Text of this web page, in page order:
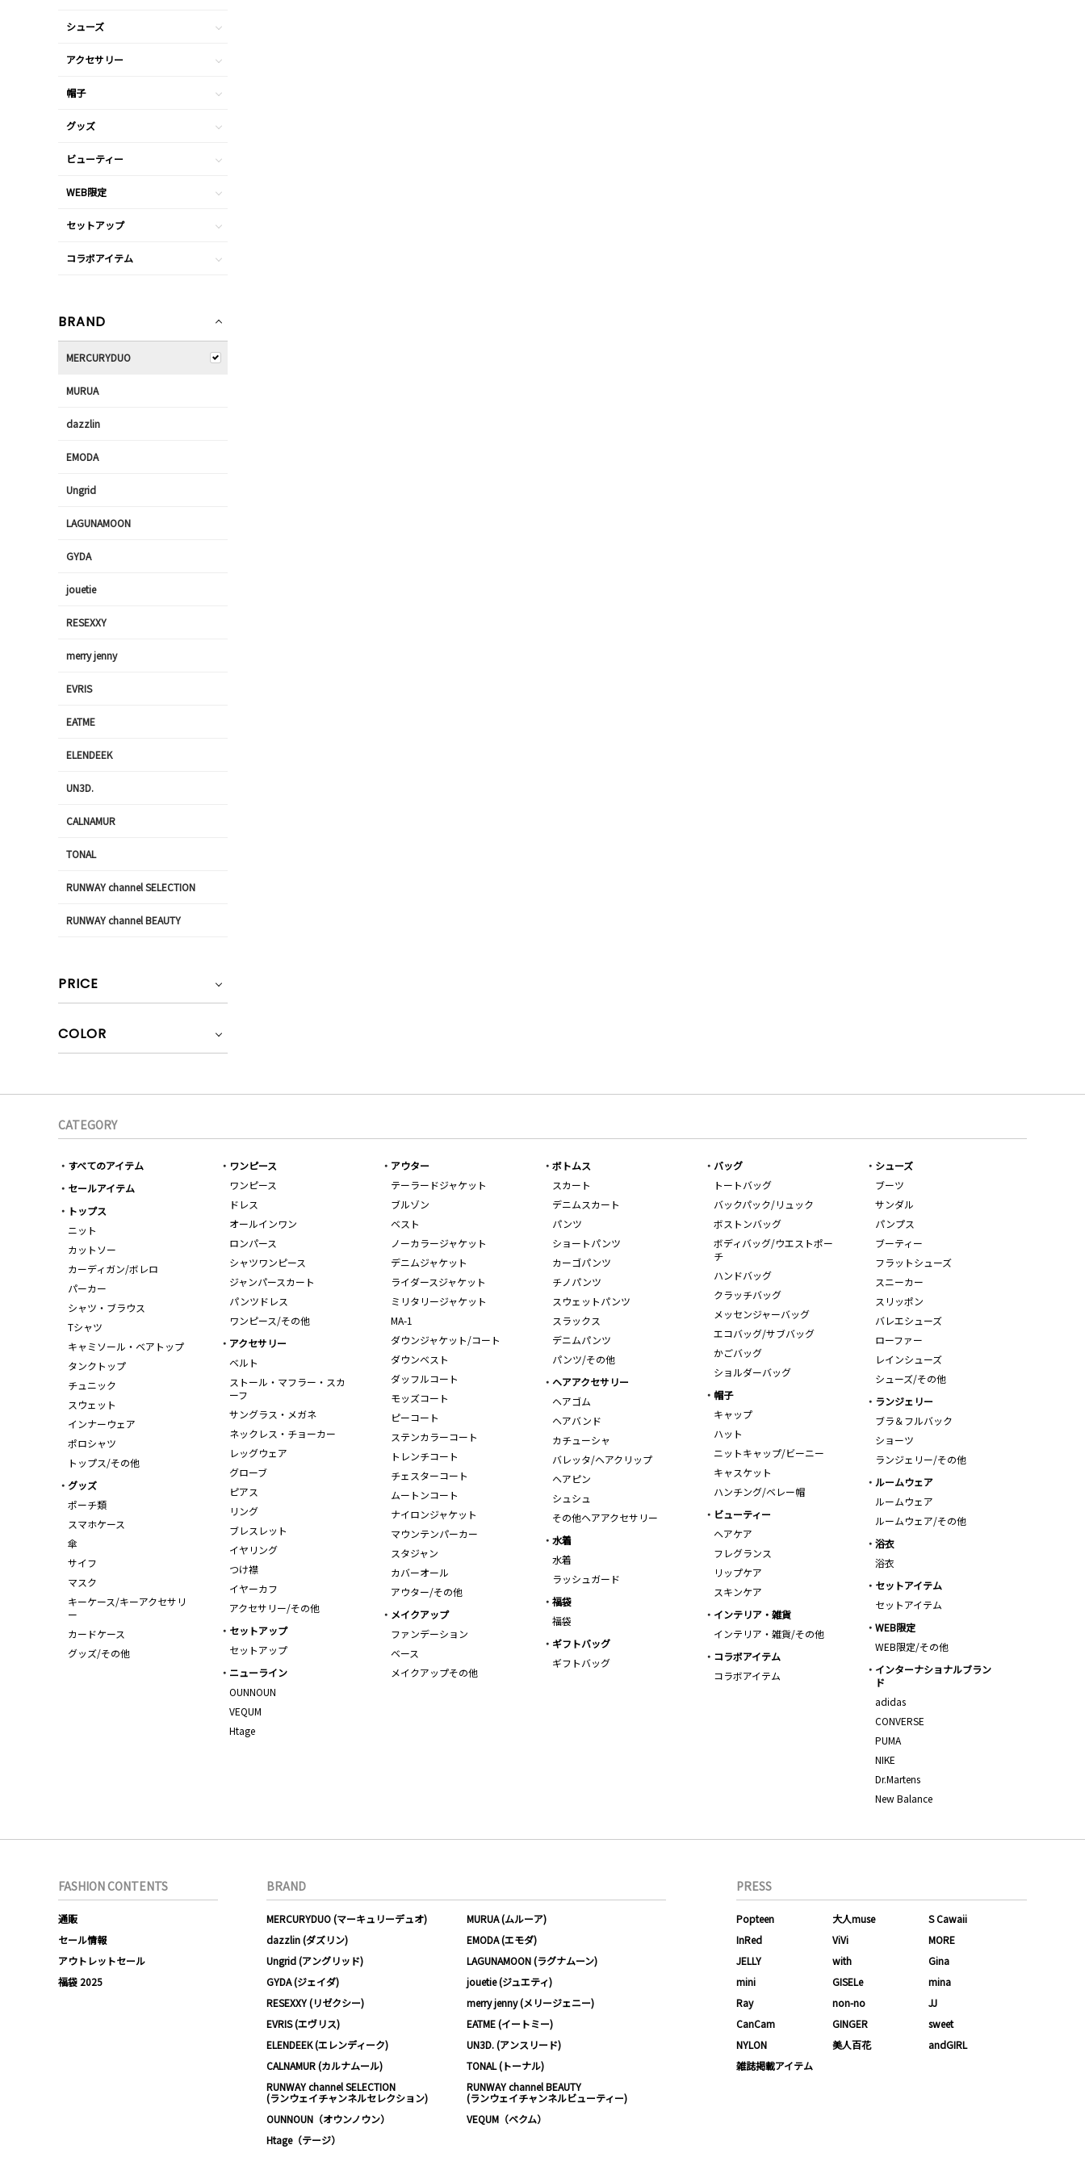
シューズ
アクセサリー
帽子
グッズ
ビューティー
WEB限定
セットアップ
コラボアイテム
BRAND
MERCURYDUO
MURUA
dazzlin
EMODA
Ungrid
LAGUNAMOON
GYDA
jouetie
RESEXXY
merry jenny
EVRIS
EATME
ELENDEEK
UN3D.
CALNAMUR
TONAL
RUNWAY channel SELECTION
RUNWAY channel BEAUTY
PRICE
COLOR
CATEGORY
すべてのアイテム
セールアイテム
トップス
ニット
カットソー
カーディガン/ボレロ
パーカー
シャツ・ブラウス
Tシャツ
キャミソール・ベアトップ
タンクトップ
チュニック
スウェット
インナーウェア
ポロシャツ
トップス/その他
ワンピース
ワンピース
ドレス
オールインワン
ロンパース
シャツワンピース
ジャンパースカート
パンツドレス
ワンピース/その他
アウター
テーラードジャケット
ブルゾン
ベスト
ノーカラージャケット
デニムジャケット
ライダースジャケット
ミリタリージャケット
MA-1
ダウンジャケット/コート
ダウンベスト
ダッフルコート
モッズコート
ピーコート
ステンカラーコート
トレンチコート
チェスターコート
ムートンコート
ナイロンジャケット
マウンテンパーカー
スタジャン
カバーオール
アウター/その他
ボトムス
スカート
デニムスカート
パンツ
ショートパンツ
カーゴパンツ
チノパンツ
スウェットパンツ
スラックス
デニムパンツ
パンツ/その他
バッグ
トートバッグ
バックパック/リュック
ボストンバッグ
ボディバッグ/ウエストポー
チ
ハンドバッグ
クラッチバッグ
メッセンジャーバッグ
エコバッグ/サブバッグ
かごバッグ
ショルダーバッグ
シューズ
ブーツ
サンダル
パンプス
ブーティー
フラットシューズ
スニーカー
スリッポン
バレエシューズ
ローファー
レインシューズ
シューズ/その他
アクセサリー
ベルト
ストール・マフラー・スカ
ーフ
サングラス・メガネ
ネックレス・チョーカー
レッグウェア
グローブ
ピアス
リング
ブレスレット
イヤリング
つけ襟
イヤーカフ
アクセサリー/その他
ヘアアクセサリー
ヘアゴム
ヘアバンド
カチューシャ
バレッタ/ヘアクリップ
ヘアピン
シュシュ
その他ヘアアクセサリー
帽子
キャップ
ハット
ニットキャップ/ビーニー
キャスケット
ハンチング/ベレー帽
ランジェリー
ブラ＆フルバック
ショーツ
ランジェリー/その他
ルームウェア
ルームウェア
ルームウェア/その他
グッズ
ポーチ類
スマホケース
傘
サイフ
マスク
キーケース/キーアクセサリ
ー
カードケース
グッズ/その他
ビューティー
ヘアケア
フレグランス
リップケア
スキンケア
水着
水着
ラッシュガード
浴衣
浴衣
セットアイテム
セットアイテム
福袋
福袋
メイクアップ
ファンデーション
ベース
メイクアップその他
インテリア・雑貨
インテリア・雑貨/その他
WEB限定
WEB限定/その他
セットアップ
セットアップ
ギフトバッグ
ギフトバッグ
コラボアイテム
コラボアイテム
インターナショナルブラン
ド
adidas
CONVERSE
PUMA
NIKE
Dr.Martens
New Balance
ニューライン
OUNNOUN
VEQUM
Htage
FASHION CONTENTS
通販
セール情報
アウトレットセール
福袋 2025
BRAND
MERCURYDUO (マーキュリーデュオ)
MURUA (ムルーア)
dazzlin (ダズリン)
EMODA (エモダ)
Ungrid (アングリッド)
LAGUNAMOON (ラグナムーン)
GYDA (ジェイダ)
jouetie (ジュエティ)
RESEXXY (リゼクシー)
merry jenny (メリージェニー)
EVRIS (エヴリス)
EATME (イートミー)
ELENDEEK (エレンディーク)
UN3D. (アンスリード)
CALNAMUR (カルナムール)
TONAL (トーナル)
RUNWAY channel SELECTION
(ランウェイチャンネルセレクション)
RUNWAY channel BEAUTY
(ランウェイチャンネルビューティー)
OUNNOUN（オウンノウン）
VEQUM（ベクム）
Htage（テージ）
PRESS
Popteen 大人muse
S Cawaii
InRed
ViVi
MORE
JELLY
with
Gina
mini
GISELe
mina
Ray
non-no
JJ
CanCam
GINGER
sweet
NYLON
美人百花
andGIRL
雑誌掲載アイテム